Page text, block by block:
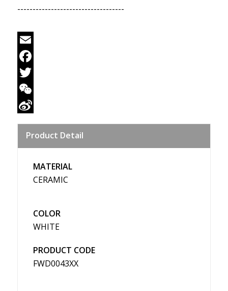
-----------------------------------
Email
Facebook
Twitter
WeChat
Weibo
Product Detail
MATERIAL
CERAMIC
COLOR
WHITE
PRODUCT CODE
FWD0043XX